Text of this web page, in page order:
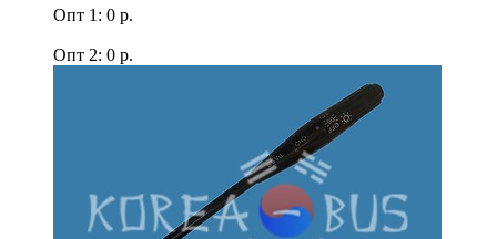
Опт 1: 0 р.
Опт 2: 0 р.